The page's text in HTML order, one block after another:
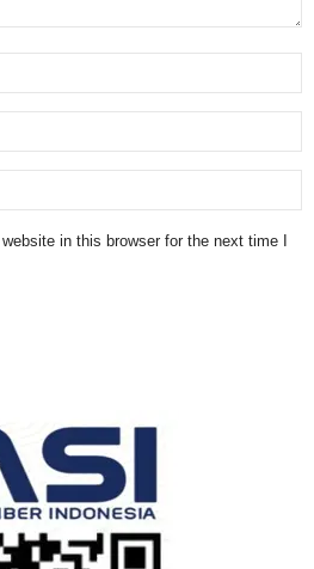
in this browser for the next time I